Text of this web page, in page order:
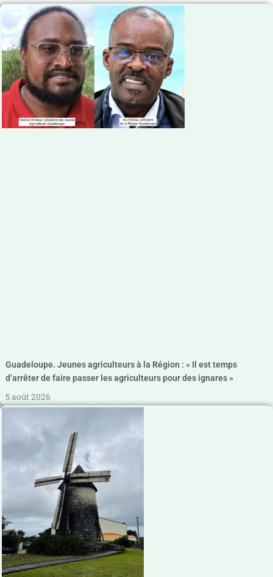
Guadeloupe. Jeunes agriculteurs à la Région : « Il est temps
d’arrêter de faire passer les agriculteurs pour des ignares »
5 août 2026